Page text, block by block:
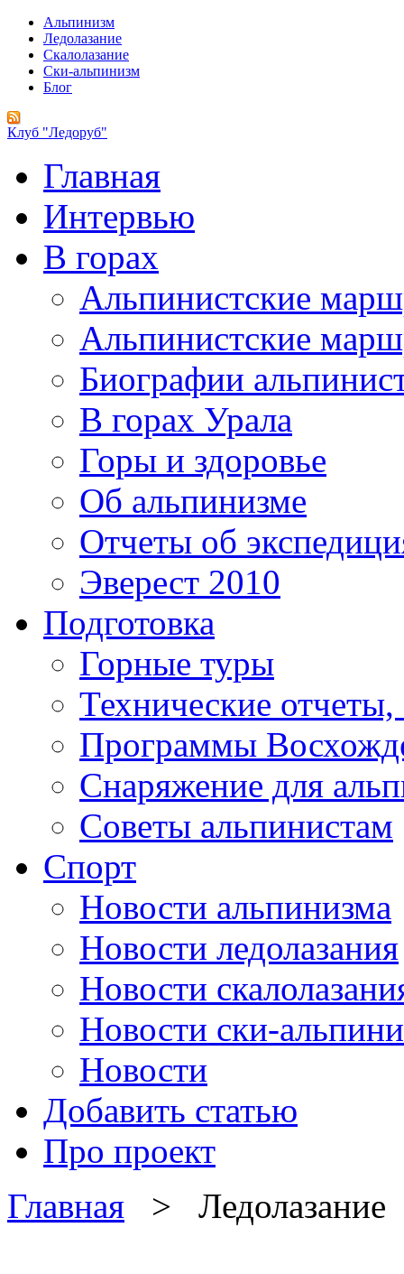
Альпинизм
Ледолазание
Скалолазание
Ски-альпинизм
Блог
Клуб "Ледоруб"
Главная
Интервью
В горах
Альпинистские
Альпинистские
Биографии
В горах Урала
Горы и здоровье
Об альпинизме
Отчеты об
Эверест 2010
Подготовка
Горные туры
Технические
Программы
Снаряжение для
Советы альпинистам
Спорт
Новости альпинизма
Новости ледолазания
Новости
Новости ски-
Новости
Добавить статью
Про проект
Главная > Ледолазание